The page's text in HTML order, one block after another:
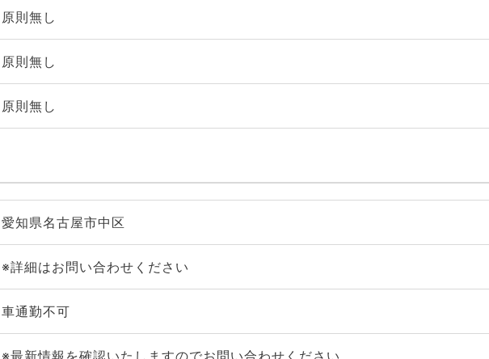
原則無し
原則無し
原則無し
愛知県名古屋市中区
※詳細はお問い合わせください
車通勤不可
※最新情報を確認いたしますのでお問い合わせください